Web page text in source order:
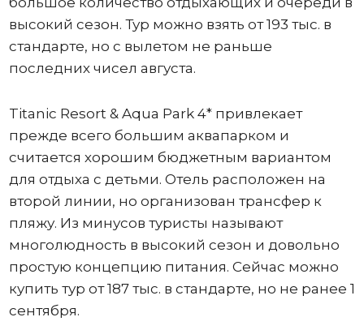
высокий сезон. Тур можно взять от 193 тыс. в
стандарте, но с вылетом не раньше
последних чисел августа.
Titanic Resort & Aqua Park 4* привлекает
прежде всего большим аквапарком и
считается хорошим бюджетным вариантом
для отдыха с детьми. Отель расположен на
второй линии, но организован трансфер к
пляжу. Из минусов туристы называют
многолюдность в высокий сезон и довольно
простую концепцию питания. Сейчас можно
купить тур от 187 тыс. в стандарте, но не ранее 1
сентября.